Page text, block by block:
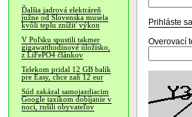
Ďalšia jadrová elektráreň
južne od Slovenska musela
kvôli teplu znížiť výkon
V Poľsku spustili takmer
gigawatthodinové úložisko,
z LiFePO4 článkov
Telekom pridal 12 GB balík
pre Easy, chce zaň 12 eur
Súd zakázal samojazdiacim
Google taxíkom dobíjanie v
noci, rušili obyvateľov
Prihláste sa
Overovací